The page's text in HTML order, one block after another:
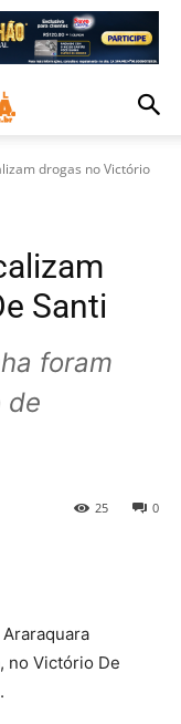
drogas no Victório
Santi
foram
de
0
25
no Victório De